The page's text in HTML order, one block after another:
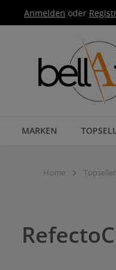
Hauptnavigation
Anmelden oder
MARKEN
Home Topseller